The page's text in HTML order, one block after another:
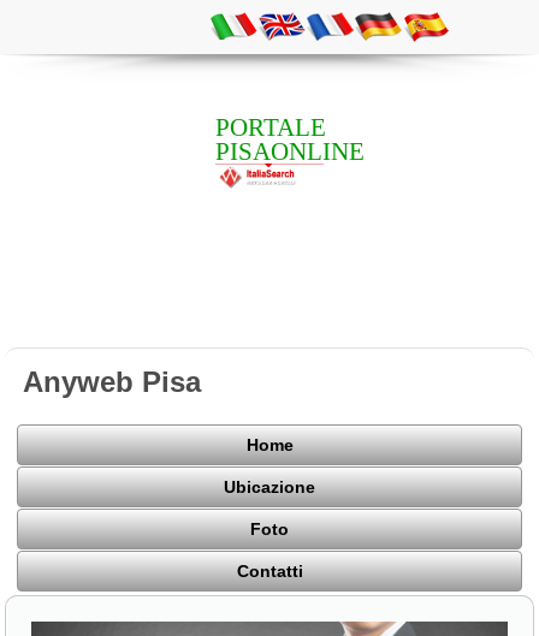
PORTALE
PISAONLINE
Anyweb Pisa
Home
Ubicazione
Foto
Contatti